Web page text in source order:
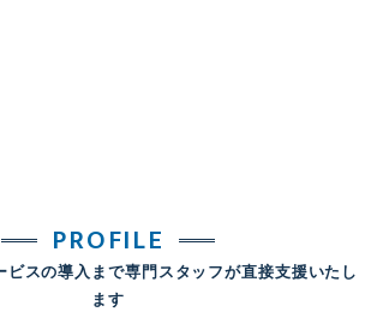
ビスの導入まで専門スタッフが直接支援いたし
ます
PROFILE